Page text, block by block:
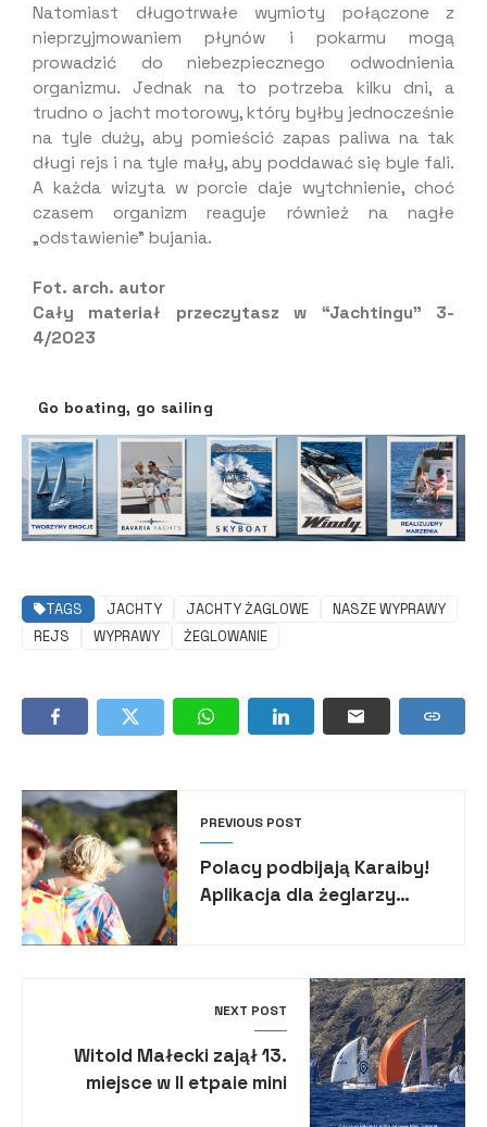
Natomiast długotrwałe wymioty połączone z
nieprzyjmowaniem płynów i pokarmu mogą
prowadzić do niebezpiecznego odwodnienia
organizmu. Jednak na to potrzeba kilku dni, a
trudno o jacht motorowy, który byłby jednocześnie
na tyle duży, aby pomieścić zapas paliwa na tak
długi rejs i na tyle mały, aby poddawać się byle fali.
A każda wizyta w porcie daje wytchnienie, choć
czasem organizm reaguje również na nagłe
„odstawienie” bujania.
Fot. arch. autor
Cały materiał przeczytasz w “Jachtingu” 3-
4/2023
Go boating, go sailing
TAGS JACHTY JACHTY ŻAGLOWE
NASZE WYPRAWY
REJS
WYPRAWY ŻEGLOWANIE
PREVIOUS POST
Polacy podbijają Karaiby!
Aplikacja dla żeglarzy
NEXT POST
Witold Małecki zajął 13.
miejsce w II etpaie mini